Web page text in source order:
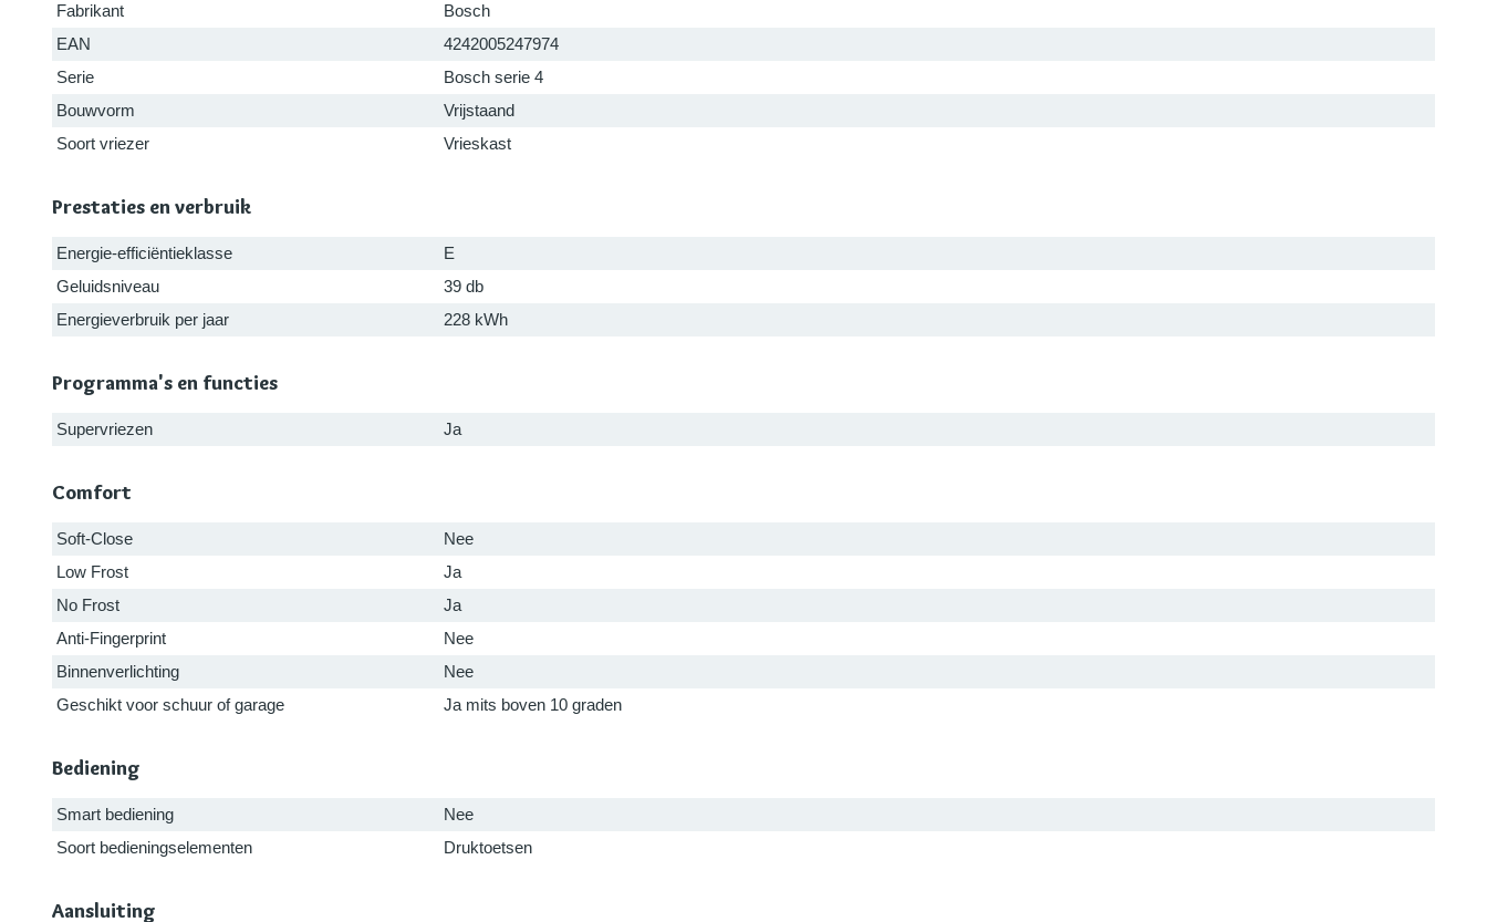
Fabrikant
Bosch
EAN
4242005247974
Serie
Bosch serie 4
Bouwvorm
Vrijstaand
Soort vriezer
Vrieskast
Prestaties en verbruik
Energie-efficiëntieklasse
E
Geluidsniveau
39 db
Energieverbruik per jaar
228 kWh
Programma's en functies
Supervriezen Ja
Comfort
Soft-Close
Nee
Low Frost
Ja
No Frost
Ja
Anti-Fingerprint
Nee
Binnenverlichting
Nee
Geschikt voor schuur of garage
Ja mits boven 10 graden
Bediening
Smart bediening
Nee
Soort bedieningselementen
Druktoetsen
Aansluiting